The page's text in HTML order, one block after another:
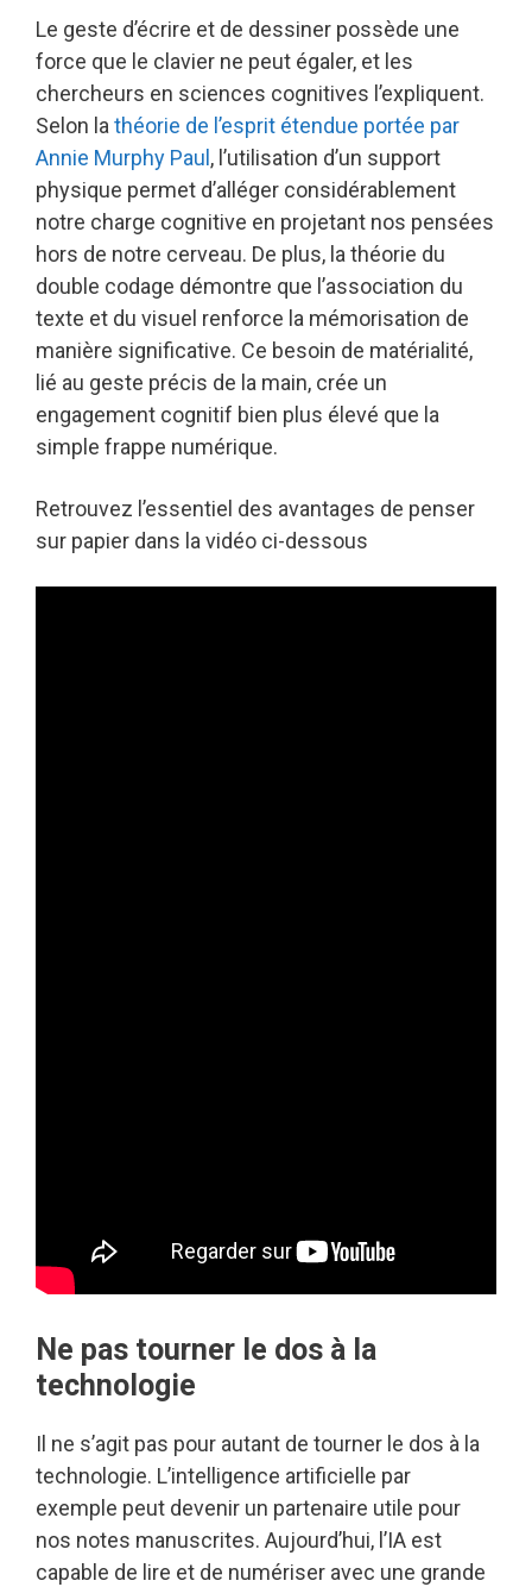
Le geste d’écrire et de dessiner possède une
force que le clavier ne peut égaler, et les
chercheurs en sciences cognitives l’expliquent.
Selon la théorie de l’esprit étendue portée par
Annie Murphy Paul, l’utilisation d’un support
physique permet d’alléger considérablement
notre charge cognitive en projetant nos pensées
hors de notre cerveau. De plus, la théorie du
double codage démontre que l’association du
texte et du visuel renforce la mémorisation de
manière significative. Ce besoin de matérialité,
lié au geste précis de la main, crée un
engagement cognitif bien plus élevé que la
simple frappe numérique.
Retrouvez l’essentiel des avantages de penser
sur papier dans la vidéo ci-dessous
Ne pas tourner le dos à la
technologie
Il ne s’agit pas pour autant de tourner le dos à la
technologie. L’intelligence artificielle par
exemple peut devenir un partenaire utile pour
nos notes manuscrites. Aujourd’hui, l’IA est
capable de lire et de numériser avec une grande